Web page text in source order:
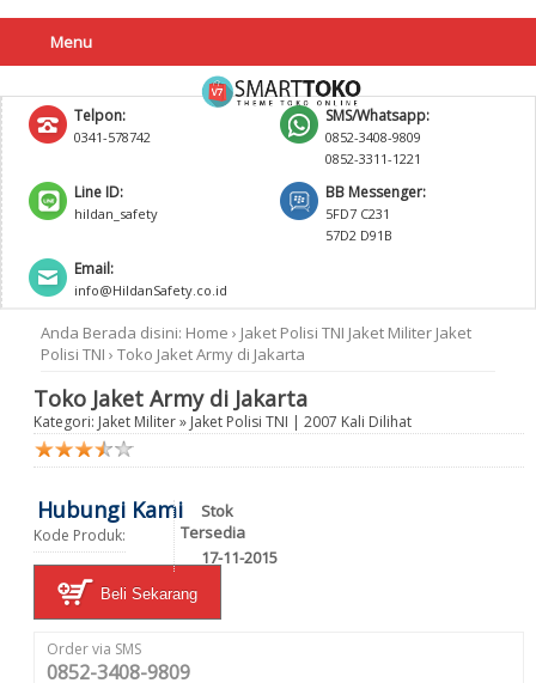
Menu
Telpon:
0341-578742
SMS/Whatsapp:
0852-3408-9809
0852-3311-1221
Line ID:
hildan_safety
BB Messenger:
5FD7 C231
57D2 D91B
Email:
info@HildanSafety.co.id
Anda Berada disini: Home › Jaket Polisi TNI Jaket Militer Jaket
Polisi TNI › Toko Jaket Army di Jakarta
Toko Jaket Army di Jakarta
Kategori: Jaket Militer» Jaket Polisi TNI | 2007 Kali Dilihat
Hubungi Kami
Kode Produk:
Stok
Tersedia
17-11-2015
Beli Sekarang
Order via SMS
0852-3408-9809